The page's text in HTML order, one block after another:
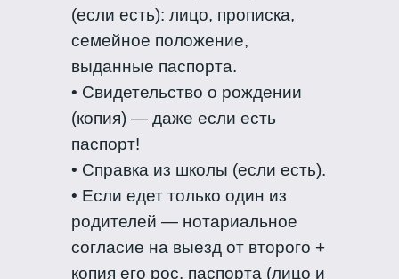
(если есть): лицо, прописка,
семейное положение,
выданные паспорта.
• Свидетельство о рождении
(копия) — даже если есть
паспорт!
• Справка из школы (если есть).
• Если едет только один из
родителей — нотариальное
согласие на выезд от второго +
копия его рос. паспорта (лицо и